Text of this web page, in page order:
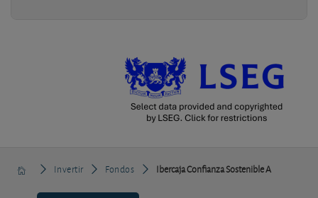
Invertir Fondos Ibercaja Confianza Sostenible A